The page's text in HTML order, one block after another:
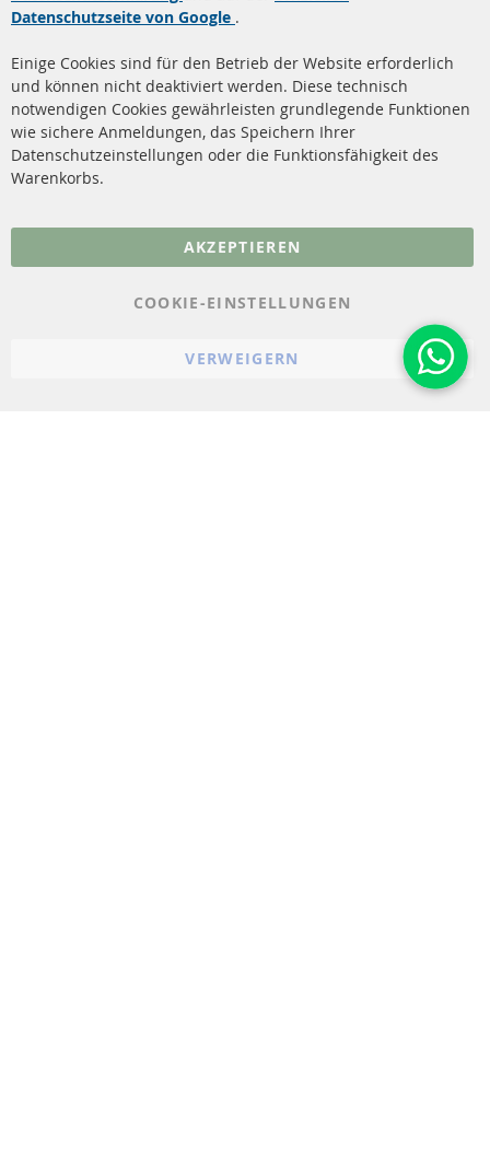
Dieselpartikelfilter
Katalysator (KAT)
Sensoren
FAQ
Versandkosten
Kontakt
Vertrag widerrufen
Datenschutzseite von Google .
Einige Cookies sind für den Betrieb der Website erforderlich
und können nicht deaktiviert werden. Diese technisch
notwendigen Cookies gewährleisten grundlegende Funktionen
wie sichere Anmeldungen, das Speichern Ihrer
Datenschutzeinstellungen oder die Funktionsfähigkeit des
Warenkorbs.
AKZEPTIEREN
COOKIE-EINSTELLUNGEN
VERWEIGERN